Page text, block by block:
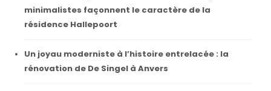
minimalistes façonnent le caractère de la
résidence Hallepoort
Un joyau moderniste à l’histoire entrelacée : la
rénovation de De Singel à Anvers